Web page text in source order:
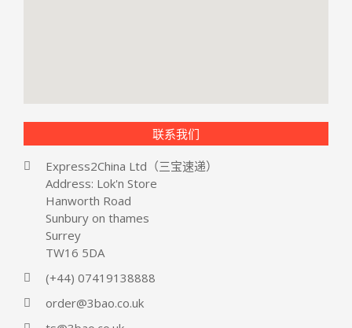
联系我们
Express2China Ltd（三宝速递）
Address: Lok'n Store
Hanworth Road
Sunbury on thames
Surrey
TW16 5DA
(+44) 07419138888
order@3bao.co.uk